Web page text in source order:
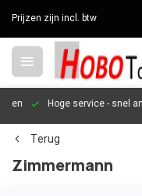
Prijzen zijn incl. btw
Hoge service- snel
Terug
Zimmermann